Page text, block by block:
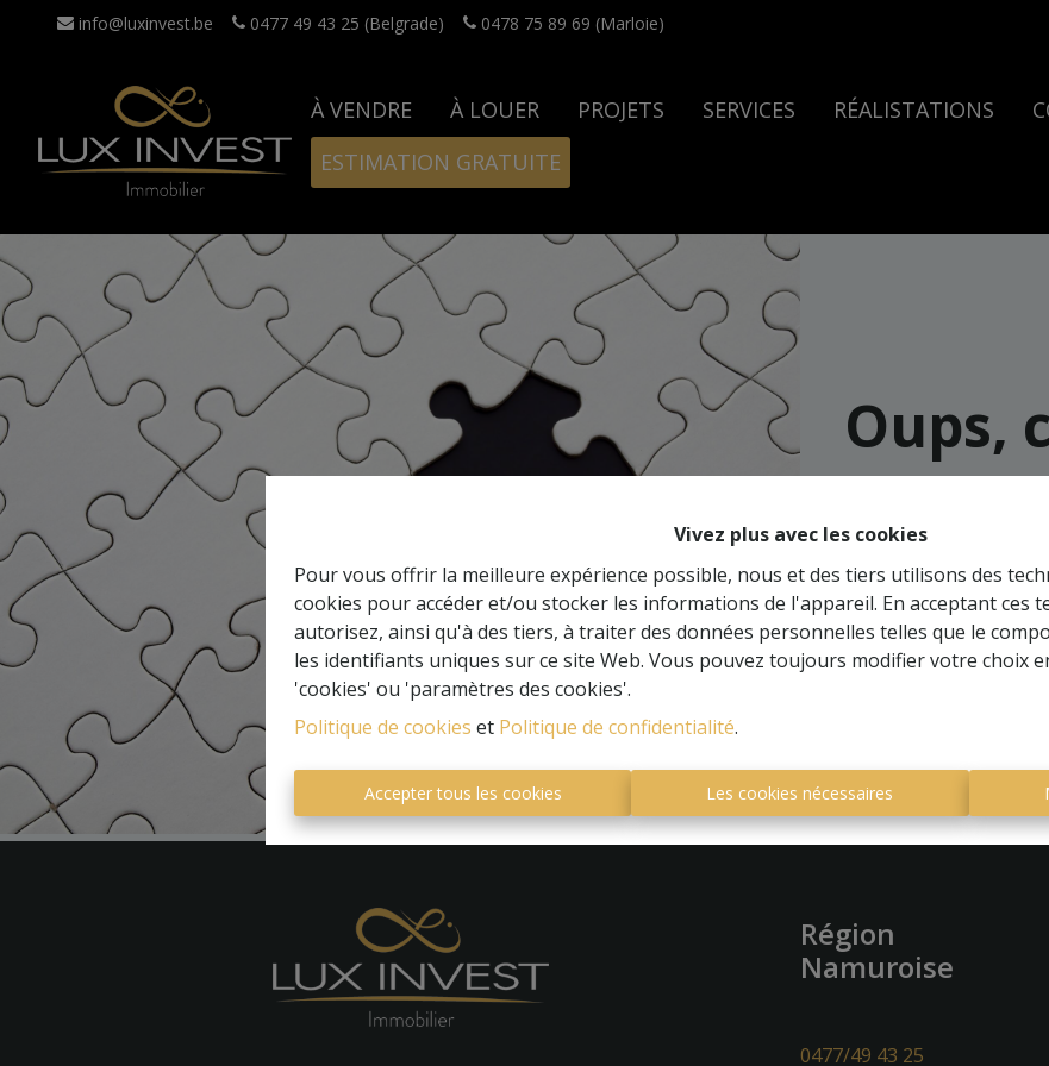
Vivez plus avec les cookies
Pour vous offrir la meilleure expérience possible, nous et des tiers utilisons des
cookies pour accéder et/ou stocker les informations de l'appareil. En acceptant ces
autorisez, ainsi qu'à des tiers, à traiter des données personnelles telles que le
les identifiants uniques sur ce site Web. Vous pouvez toujours modifier votre choix
'cookies' ou 'paramètres des cookies'.
Politique de cookies et Politique de confidentialité.
Accepter tous les cookies Les cookies nécessaires
info@luxinvest.be 0477 49 43 25 (Belgrade) 0478 75 89 69 (Marloie)
À VENDRE À LOUER PROJETS SERVICES RÉALISTATIONS
ESTIMATION GRATUITE
Oups,
À
Région
Namuroise
0477/49 43 25